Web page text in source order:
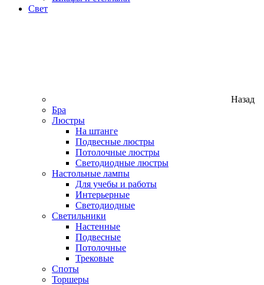
Свет
Назад
Бра
Люстры
На штанге
Подвесные люстры
Потолочные люстры
Светодиодные люстры
Настольные лампы
Для учебы и работы
Интерьерные
Светодиодные
Светильники
Настенные
Подвесные
Потолочные
Трековые
Споты
Торшеры